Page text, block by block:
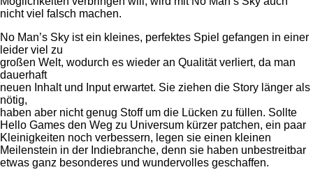
nicht viel falsch machen.
No Man’s Sky ist ein kleines, perfektes Spiel gefangen in einer
leider viel zu
großen Welt, wodurch es wieder an Qualität verliert, da man
dauerhaft
neuen Inhalt und Input erwartet. Sie ziehen die Story länger als
nötig,
haben aber nicht genug Stoff um die Lücken zu füllen. Sollte
Hello Games den Weg zu Universum kürzer patchen, ein paar
Kleinigkeiten noch verbessern, legen sie einen kleinen
Meilenstein in der Indiebranche, denn sie haben unbestreitbar
etwas ganz besonderes und wundervolles geschaffen.